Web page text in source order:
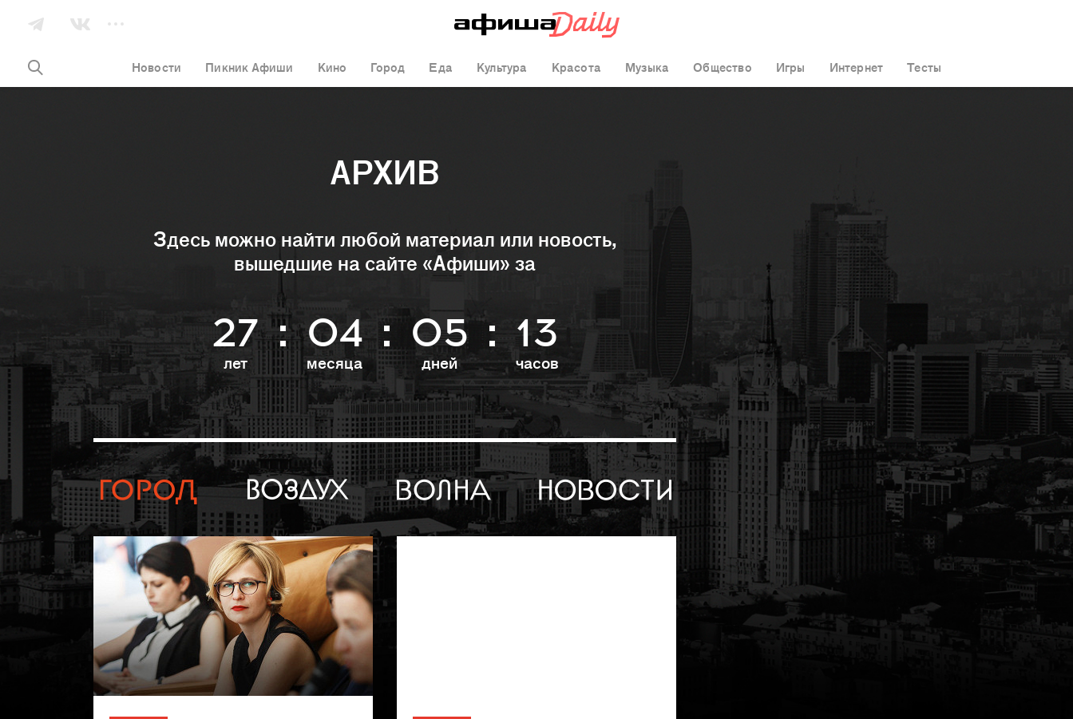
Новости Пикник Афиши Кино Город Еда Культура Красота Музыка Общество Игры Интернет Тесты
АРХИВ
Здесь можно найти любой материал или новость,
вышедшие на сайте «Афиши» за
27
лет : 04
месяца : 05
дней : 13
часов